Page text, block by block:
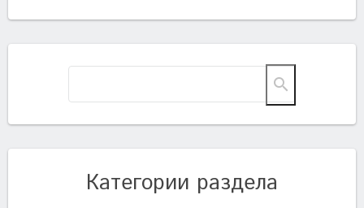
Категории раздела